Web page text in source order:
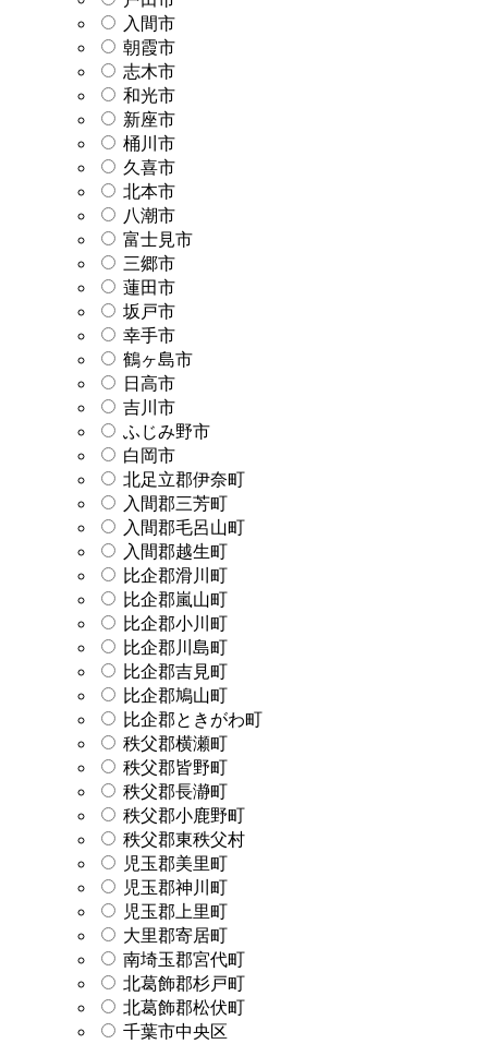
入間市
朝霞市
志木市
和光市
新座市
桶川市
久喜市
北本市
八潮市
富士見市
三郷市
蓮田市
坂戸市
幸手市
鶴ヶ島市
日高市
吉川市
ふじみ野市
白岡市
北足立郡伊奈町
入間郡三芳町
入間郡毛呂山町
入間郡越生町
比企郡滑川町
比企郡嵐山町
比企郡小川町
比企郡川島町
比企郡吉見町
比企郡鳩山町
比企郡ときがわ町
秩父郡横瀬町
秩父郡皆野町
秩父郡長瀞町
秩父郡小鹿野町
秩父郡東秩父村
児玉郡美里町
児玉郡神川町
児玉郡上里町
大里郡寄居町
南埼玉郡宮代町
北葛飾郡杉戸町
北葛飾郡松伏町
千葉市中央区